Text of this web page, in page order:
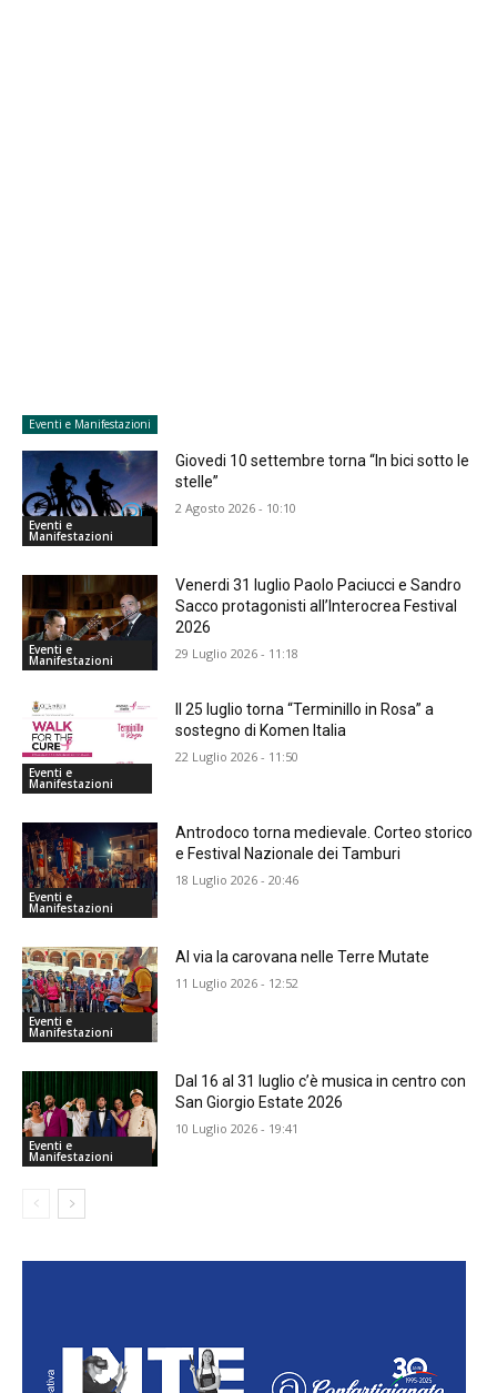
Eventi e Manifestazioni
Eventi e
Manifestazioni
Giovedi 10 settembre torna “In bici sotto le
stelle”
2 Agosto 2026 - 10:10
Eventi e
Manifestazioni
Venerdi 31 luglio Paolo Paciucci e Sandro
Sacco protagonisti all’Interocrea Festival
2026
29 Luglio 2026 - 11:18
Eventi e
Manifestazioni
Il 25 luglio torna “Terminillo in Rosa” a
sostegno di Komen Italia
22 Luglio 2026 - 11:50
Eventi e
Manifestazioni
Antrodoco torna medievale. Corteo storico
e Festival Nazionale dei Tamburi
18 Luglio 2026 - 20:46
Eventi e
Manifestazioni
Al via la carovana nelle Terre Mutate
11 Luglio 2026 - 12:52
Eventi e
Manifestazioni
Dal 16 al 31 luglio c’è musica in centro con
San Giorgio Estate 2026
10 Luglio 2026 - 19:41